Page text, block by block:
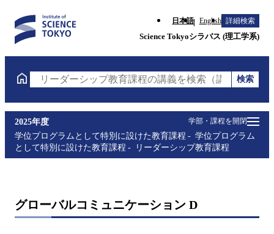
日本語 English 詳細検索
Science Tokyoシラバス (理工学系)
リーダーシップ教育課程の講義を検索（講義名・科
検索
学部・課程を開閉
2025年度
学位プログラムとして特別に設けた教育課程
学位プログラム
として特別に設けた教育課程
リーダーシップ教育課程
グローバルコミュニケーション D